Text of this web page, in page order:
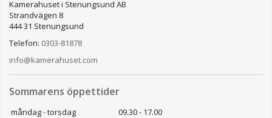
Kamerahuset i Stenungsund AB
Strandvägen 8
444 31 Stenungsund
Telefon: 0303-81878
info@kamerahuset.com
Sommarens öppettider
måndag - torsdag
09.30 - 17.00